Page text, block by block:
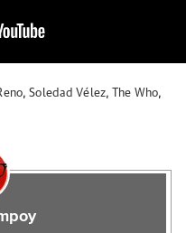
,Soledad Vélez, The Who,